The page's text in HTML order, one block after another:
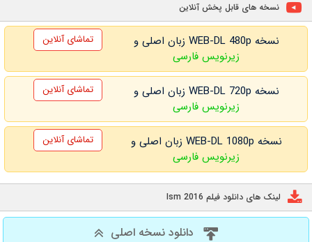
نسخه های قابل پخش آنلاین
نسخه WEB-DL 480p زبان اصلی و
زیرنویس فارسی
تماشای آنلاین
نسخه WEB-DL 720p زبان اصلی و
زیرنویس فارسی
تماشای آنلاین
نسخه WEB-DL 1080p زبان اصلی و
زیرنویس فارسی
تماشای آنلاین
لینک های دانلود فیلم Ism 2016
دانلود نسخه اصلی